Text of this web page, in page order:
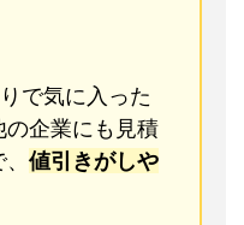
で気に入った
の企業にも見積
値引きがしや